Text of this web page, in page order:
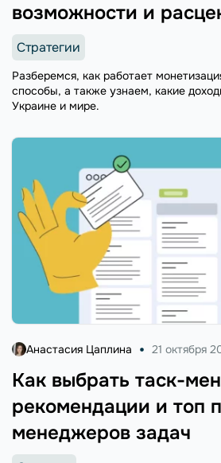
возможности и
Стратегии
Разберемся, как работает
способы, а также узнаем, какие
Украине и мире.
Как выбрать таск-
рекомендации и топ
менеджеров задач
Анастасия Цаплина 21 октября